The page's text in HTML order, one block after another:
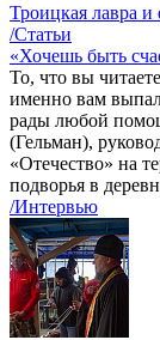
Троицкая лавра и
/Статьи
«Хочешь быть
То, что вы
именно вам
рады любой
(Гельман),
«Отечество» на
подворья в
/Интервью